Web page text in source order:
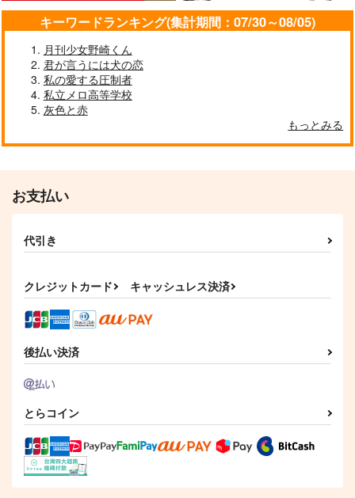
キーワードランキング(集計期間：07/30～08/05)
月刊少女野崎くん
君が言うには犬の恋
私の愛する圧制者
私立メロ高等学校
灰色と赤
もっとみる
お支払い
代引き
クレジットカード キャッシュレス決済
後払い決済
とらコイン